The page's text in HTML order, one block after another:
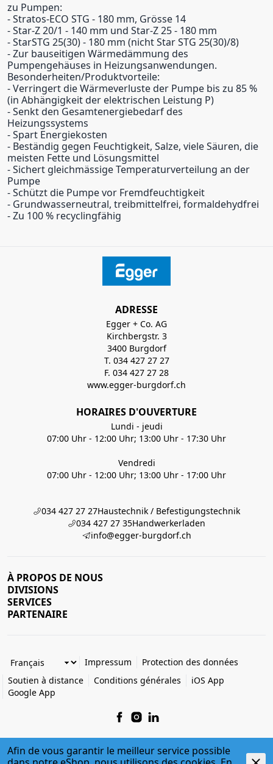
zu Pumpen:
- Stratos-ECO STG - 180 mm, Grösse 14
- Star-Z 20/1 - 140 mm und Star-Z 25 - 180 mm
- StarSTG 25(30) - 180 mm (nicht Star STG 25(30)/8)
- Zur bauseitigen Wärmedämmung des
Pumpengehäuses in Heizungsanwendungen.
Besonderheiten/Produktvorteile:
- Verringert die Wärmeverluste der Pumpe bis zu 85 %
(in Abhängigkeit der elektrischen Leistung P)
- Senkt den Gesamtenergiebedarf des
Heizungssystems
- Spart Energiekosten
- Beständig gegen Feuchtigkeit, Salze, viele Säuren, die
meisten Fette und Lösungsmittel
- Sichert gleichmässige Temperaturverteilung an der
Pumpe
- Schützt die Pumpe vor Fremdfeuchtigkeit
- Grundwasserneutral, treibmittelfrei, formaldehydfrei
- Zu 100 % recyclingfähig
ADRESSE
Egger + Co. AG
Kirchbergstr. 3
3400 Burgdorf
T. 034 427 27 27
F. 034 427 27 28
www.egger-burgdorf.ch
HORAIRES D'OUVERTURE
Lundi - jeudi
07:00 Uhr - 12:00 Uhr; 13:00 Uhr - 17:30 Uhr
Vendredi
07:00 Uhr - 12:00 Uhr; 13:00 Uhr - 17:00 Uhr
034 427 27 27Haustechnik / Befestigungstechnik
034 427 27 35Handwerkerladen
info@egger-burgdorf.ch
À PROPOS DE NOUS
DIVISIONS
SERVICES
PARTENAIRE
Impressum
Protection des données
Soutien à distance
Conditions générales
iOS App
Google App
Afin de vous garantir le meilleur service possible